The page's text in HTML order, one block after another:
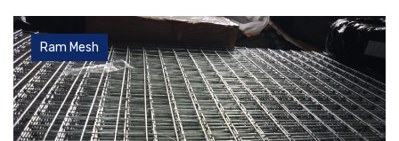
Ram Mesh